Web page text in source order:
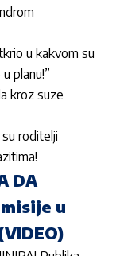
u kakvom su
planu!”
kroz suze
roditelji
DA
u